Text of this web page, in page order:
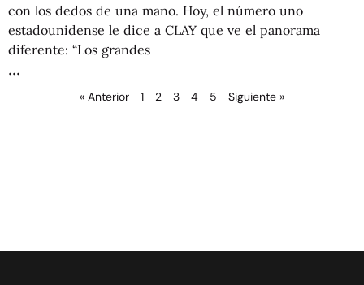
con los dedos de una mano. Hoy, el número uno
estadounidense le dice a CLAY que ve el panorama
diferente: “Los grandes
« Anterior 1 2 3 4 5 Siguiente »